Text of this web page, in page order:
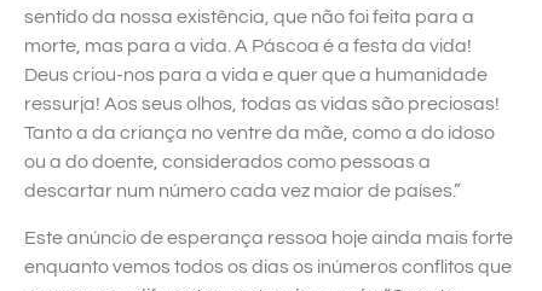
sentido da nossa existência, que não foi feita para a
morte, mas para a vida. A Páscoa é a festa da vida!
Deus criou-nos para a vida e quer que a humanidade
ressurja! Aos seus olhos, todas as vidas são preciosas!
Tanto a da criança no ventre da mãe, como a do idoso
ou a do doente, considerados como pessoas a
descartar num número cada vez maior de países.”
Este anúncio de esperança ressoa hoje ainda mais forte
enquanto vemos todos os dias os inúmeros conflitos que